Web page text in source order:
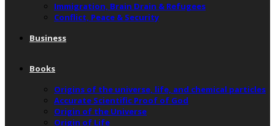
Immigration, Brain Drain & Refugees
Conflict, Peace & Security
Business
Books
Origins of the universe, life, and chemical particles
Accurate Scientific Proof of God
Origin of the Universe
Origin of Life